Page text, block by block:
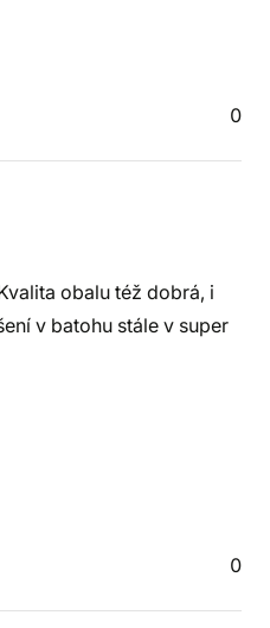
0
obalu též dobrá, i
v batohu stále v super
0